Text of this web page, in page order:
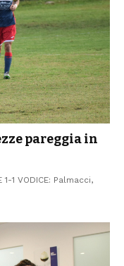
pareggia in
1-1 VODICE: Palmacci,